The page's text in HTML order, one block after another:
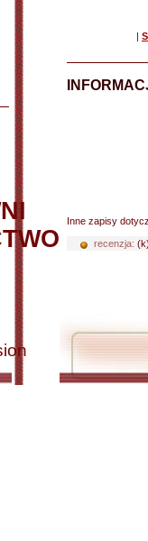
|
Inne zapisy
recenzja: